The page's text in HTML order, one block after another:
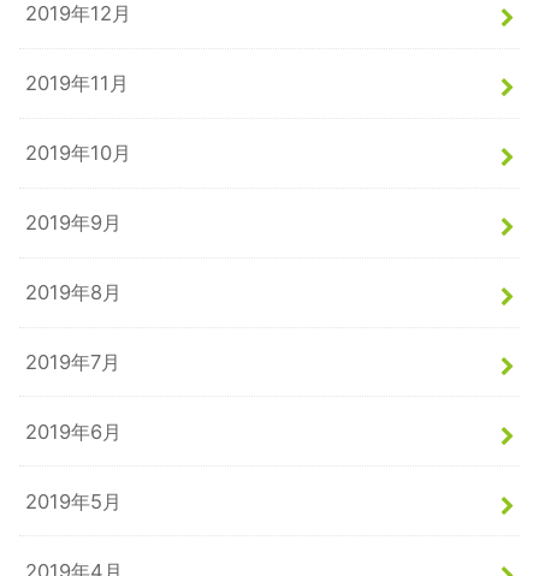
2019年12月
2019年11月
2019年10月
2019年9月
2019年8月
2019年7月
2019年6月
2019年5月
2019年4月